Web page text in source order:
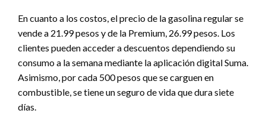
En cuanto a los costos, el precio de la gasolina regular se
vende a 21.99 pesos y de la Premium, 26.99 pesos. Los
clientes pueden acceder a descuentos dependiendo su
consumo a la semana mediante la aplicación digital Suma.
Asimismo, por cada 500 pesos que se carguen en
combustible, se tiene un seguro de vida que dura siete
días.